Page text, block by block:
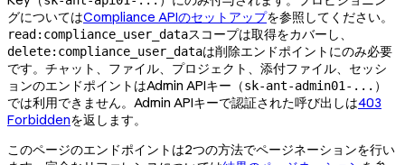
グについてはCompliance APIのセットアップを参照してください。
read:compliance_user_dataスコープは取得をカバーし、
delete:compliance_user_dataは削除エンドポイントにのみ必要
です。チャット、ファイル、プロジェクト、添付ファイル、セッシ
ョンのエンドポイントはAdmin APIキー（sk-ant-admin01-... ）
では利用できません。Admin APIキーで認証された呼び出しは403
Forbiddenを返します。
このページのエンドポイントは2つの方法でページネーションを行い